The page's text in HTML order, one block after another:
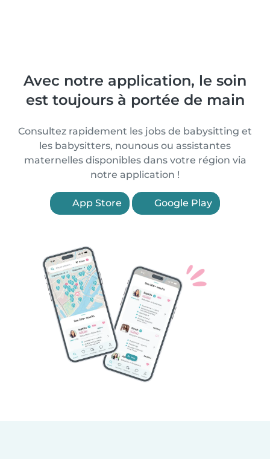
Avec notre application, le soin
est toujours à portée de main
Consultez rapidement les jobs de babysitting et
les babysitters, nounous ou assistantes
maternelles disponibles dans votre région via
notre application !
App Store Google Play